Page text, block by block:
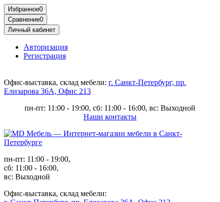
Избранное0
Сравнение0
Личный кабинет
Авторизация
Регистрация
Офис-выставка, склад мебели: г. Санкт-Петербург, пр.
Елизарова 36А, Офис 213
пн-пт: 11:00 - 19:00, сб: 11:00 - 16:00, вс: Выходной
Наши контакты
пн-пт: 11:00 - 19:00,
сб: 11:00 - 16:00,
вс: Выходной
Офис-выставка, склад мебели: